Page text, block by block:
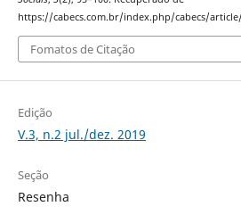
https://cabecs.com.br/index.php/cabecs/
Fomatos de Citação
Edição
V.3, n.2 jul./dez. 2019
Seção
Resenha